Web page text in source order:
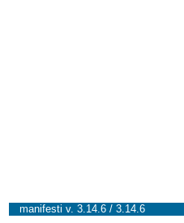
manifesti v. 3.14.6 / 3.14.6